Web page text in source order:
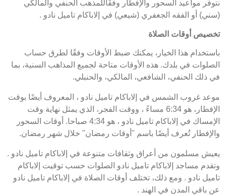
نتوفر مواعيد السحور والإفطار وفقًاللمذهب الحنفي والمالكي
(سني) أو الفقه الجعفري (شيعي) في إلاباكام تاميل نادو .
تخصيص أوقات الصلاة
باستخدام هذا الخيار، يمكنك ضبط الأوقات وفقًا لطرق حساب
الصلوات في بلدك. هذه الأوقات متاحة لجميع المذاهب السنية، بما
في ذلك الحنفي، الشافعي، المالكي، والحنبلي.
موعد غروب الشمس في إلاباكام تاميل نادو ، المعروف أيضًا بوقت
الإفطار، هو 6:34 مساءً ، ووقت الفجر، الذي يمثل نهاية وقت
الإمساك في إلاباكام تاميل نادو ، هو 4:34 صباحا. أوقات السحور
والإفطار تُعرف أيضًا باسم "أوقات رمضان" خلال شهر رمضان.
يعيش مسلمون من أعراق وثقافات متنوعة في إلاباكام تاميل نادو .
وتقدم مساجد إلاباكام تاميل نادو الصلوات حسب توقيت إلاباكام
تاميل نادو . ومع ذلك، تختلف أوقات الصلاة في إلاباكام تاميل نادو
عن باقي المدن في الهند .